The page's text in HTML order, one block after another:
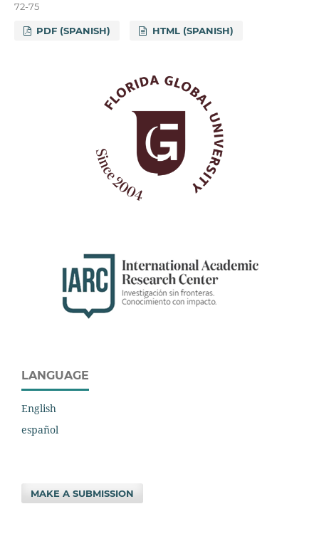
72-75
PDF (SPANISH) HTML (SPANISH)
LANGUAGE
English
español
MAKE A SUBMISSION